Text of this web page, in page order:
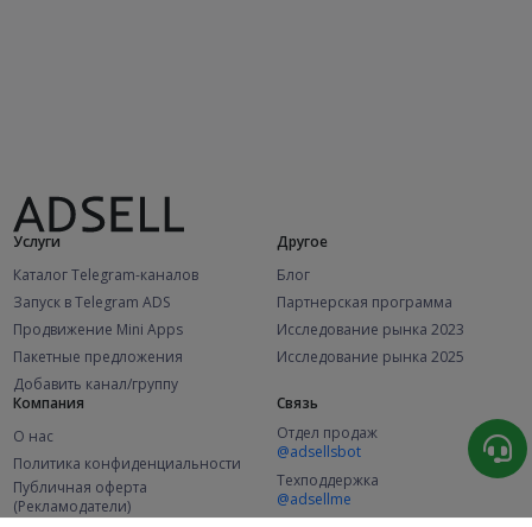
Услуги
Каталог Telegram-каналов
Запуск в Telegram ADS
Продвижение Mini Apps
Пакетные предложения
Добавить канал/группу
Другое
Блог
Партнерская программа
Исследование рынка 2023
Исследование рынка 2025
Компания
О нас
Политика конфиденциальности
Публичная оферта
(Рекламодатели)
Связь
Отдел продаж
@adsellsbot
Техподдержка
@adsellme